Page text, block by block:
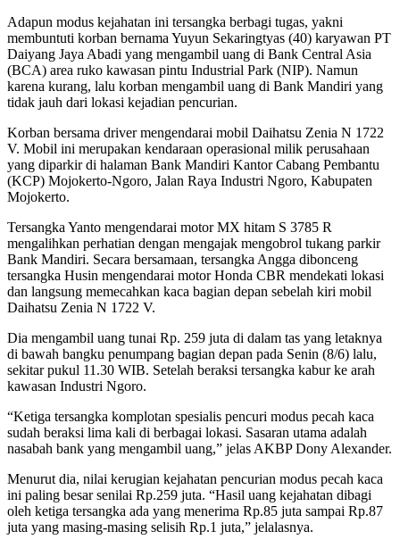
Adapun modus kejahatan ini tersangka berbagi tugas, yakni
membuntuti korban bernama Yuyun Sekaringtyas (40) karyawan PT
Daiyang Jaya Abadi yang mengambil uang di Bank Central Asia
(BCA) area ruko kawasan pintu Industrial Park (NIP). Namun
karena kurang, lalu korban mengambil uang di Bank Mandiri yang
tidak jauh dari lokasi kejadian pencurian.
Korban bersama driver mengendarai mobil Daihatsu Zenia N 1722
V. Mobil ini merupakan kendaraan operasional milik perusahaan
yang diparkir di halaman Bank Mandiri Kantor Cabang Pembantu
(KCP) Mojokerto-Ngoro, Jalan Raya Industri Ngoro, Kabupaten
Mojokerto.
Tersangka Yanto mengendarai motor MX hitam S 3785 R
mengalihkan perhatian dengan mengajak mengobrol tukang parkir
Bank Mandiri. Secara bersamaan, tersangka Angga dibonceng
tersangka Husin mengendarai motor Honda CBR mendekati lokasi
dan langsung memecahkan kaca bagian depan sebelah kiri mobil
Daihatsu Zenia N 1722 V.
Dia mengambil uang tunai Rp. 259 juta di dalam tas yang letaknya
di bawah bangku penumpang bagian depan pada Senin (8/6) lalu,
sekitar pukul 11.30 WIB. Setelah beraksi tersangka kabur ke arah
kawasan Industri Ngoro.
“Ketiga tersangka komplotan spesialis pencuri modus pecah kaca
sudah beraksi lima kali di berbagai lokasi. Sasaran utama adalah
nasabah bank yang mengambil uang,” jelas AKBP Dony Alexander.
Menurut dia, nilai kerugian kejahatan pencurian modus pecah kaca
ini paling besar senilai Rp.259 juta. “Hasil uang kejahatan dibagi
oleh ketiga tersangka ada yang menerima Rp.85 juta sampai Rp.87
juta yang masing-masing selisih Rp.1 juta,” jelalasnya.